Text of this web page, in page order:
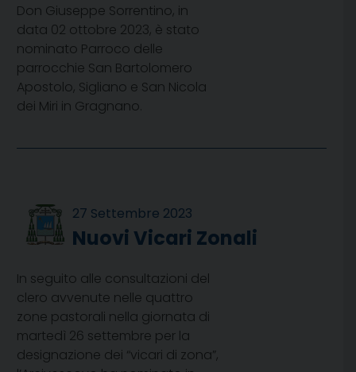
Don Giuseppe Sorrentino, in
data 02 ottobre 2023, è stato
nominato Parroco delle
parrocchie San Bartolomero
Apostolo, Sigliano e San Nicola
dei Miri in Gragnano.
27 Settembre 2023
Nuovi Vicari Zonali
In seguito alle consultazioni del
clero avvenute nelle quattro
zone pastorali nella giornata di
martedì 26 settembre per la
designazione dei “vicari di zona”,